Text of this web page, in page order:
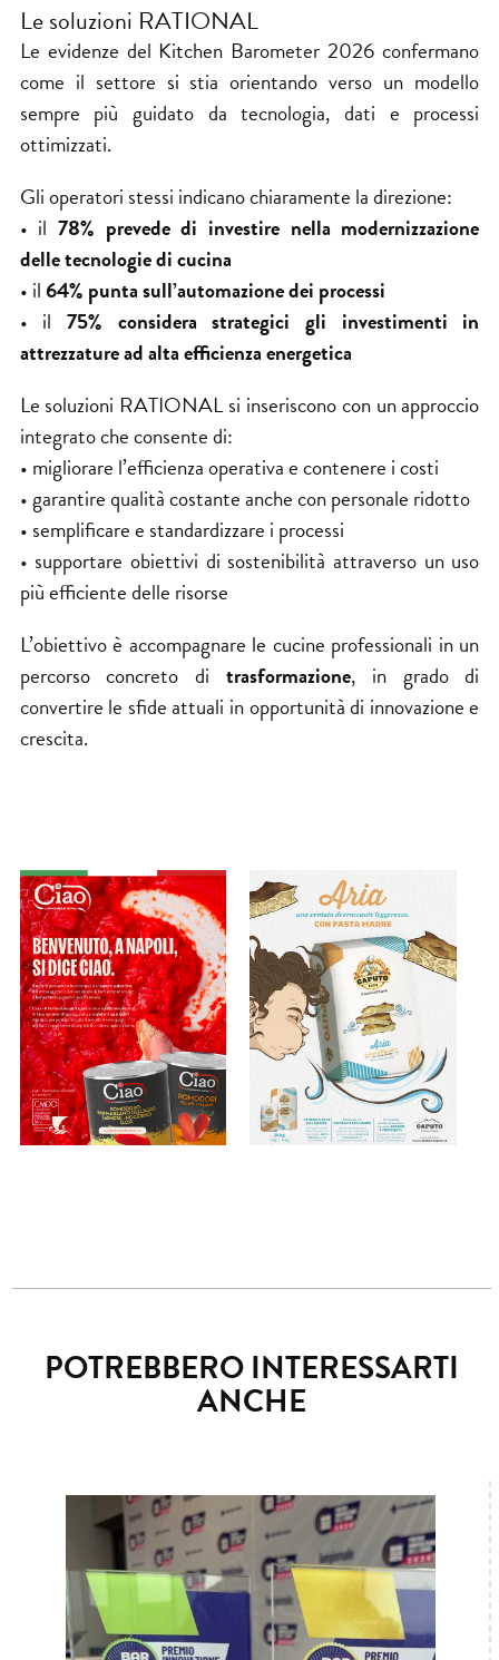
Le soluzioni RATIONAL
Le evidenze del Kitchen Barometer 2026 confermano
come il settore si stia orientando verso un modello
sempre più guidato da tecnologia, dati e processi
ottimizzati.
Gli operatori stessi indicano chiaramente la direzione:
• il 78% prevede di investire nella modernizzazione
delle tecnologie di cucina
• il64% punta sull’automazione dei processi
• il 75% considera strategici gli investimenti in
attrezzature ad alta efficienza energetica
Le soluzioni RATIONAL si inseriscono con un approccio
integrato che consente di:
• migliorare l’efficienzaoperativa e contenere i costi
• garantire qualità costante anche con personale ridotto
• semplificare e standardizzare i processi
• supportare obiettivi di sostenibilità attraverso un uso
più efficiente delle risorse
L’obiettivo è accompagnare le cucine professionali in un
percorso concreto di trasformazione, in grado di
convertire le sfide attuali in opportunità di innovazione e
crescita.
POTREBBERO INTERESSARTI
ANCHE